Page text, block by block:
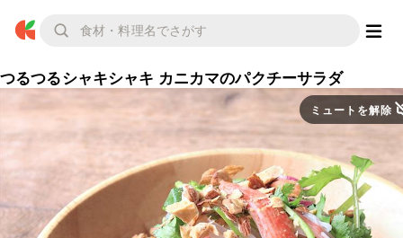
つるつるシャキシャキ カニカマのパクチーサラダ
ミュートを解除